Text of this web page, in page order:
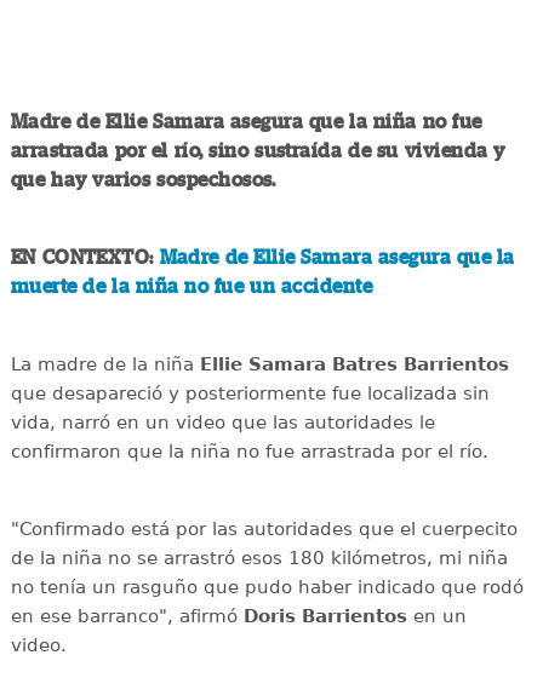
Madre de Ellie Samara asegura que la niña no fue
arrastrada por el río, sino sustraída de su vivienda y
que hay varios sospechosos.
EN CONTEXTO: Madre de Ellie Samara asegura que la
muerte de la niña no fue un accidente
La madre de la niña Ellie Samara Batres Barrientos
que desapareció y posteriormente fue localizada sin
vida, narró en un video que las autoridades le
confirmaron que la niña no fue arrastrada por el río.
"Confirmado está por las autoridades que el cuerpecito
de la niña no se arrastró esos 180 kilómetros, mi niña
no tenía un rasguño que pudo haber indicado que rodó
en ese barranco", afirmóDoris Barrientosen un
video.